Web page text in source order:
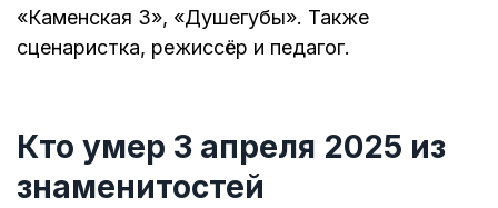
«Каменская 3», «Душегубы». Также
сценаристка, режиссёр и педагог.
Кто умер 3 апреля 2025 из
знаменитостей